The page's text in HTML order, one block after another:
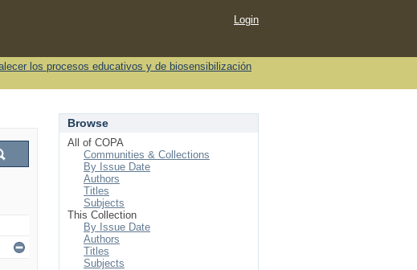
Login
los procesos educativos y de biosensibilización
Browse
All of COPA
Communities & Collections
By Issue Date
Authors
Titles
Subjects
This Collection
By Issue Date
Authors
Titles
Subjects